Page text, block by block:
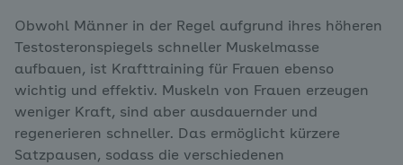
Obwohl Männer in der Regel aufgrund ihres höheren
Testosteronspiegels schneller Muskelmasse
aufbauen, ist Krafttraining für Frauen ebenso
wichtig und effektiv. Muskeln von Frauen erzeugen
weniger Kraft, sind aber ausdauernder und
regenerieren schneller. Das ermöglicht kürzere
Satzpausen, sodass die verschiedenen